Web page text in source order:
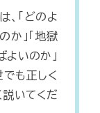
、「どのよ
か」「地獄
いのか」
も正しく
説いてくだ